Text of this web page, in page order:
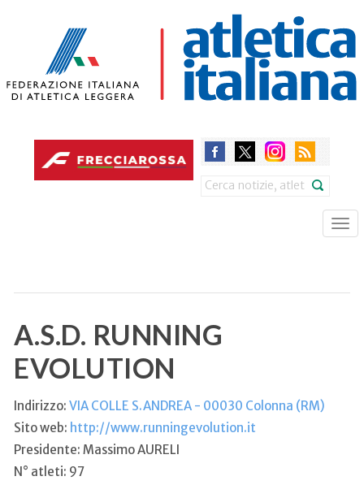
Search
A.S.D. RUNNING
EVOLUTION
Indirizzo: VIA COLLE S.ANDREA - 00030 Colonna (RM)
Sito web: http://www.runningevolution.it
Presidente: Massimo AURELI
N° atleti: 97